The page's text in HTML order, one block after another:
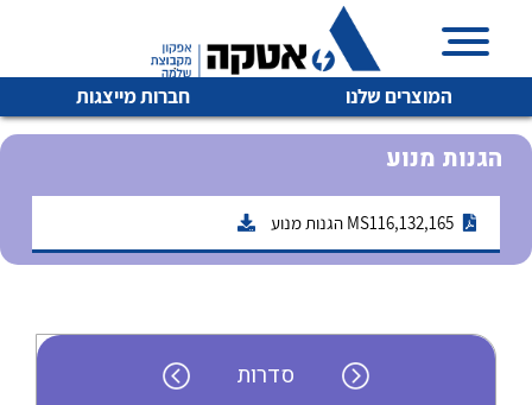
המוצרים שלנו חברות מייצגות
איכות | שרות | זמינות
מיתוג, בקרה , ואינסטלציה חשמלית ופעילה ב7 תחומים:
הגנות מנוע
MS116,132,165 הגנות מנוע
סדרות